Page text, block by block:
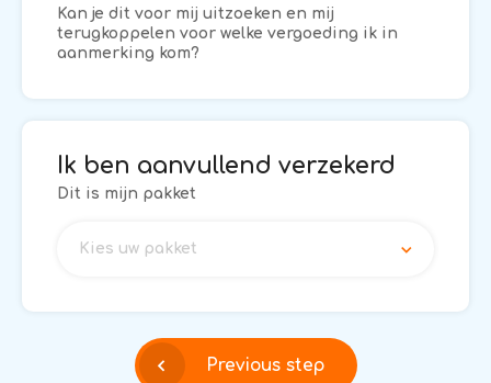
Kan je dit voor mij uitzoeken en mij
terugkoppelen voor welke vergoeding ik in
aanmerking kom?
Ik ben aanvullend verzekerd
Dit is mijn pakket
Kies uw pakket
Previous step